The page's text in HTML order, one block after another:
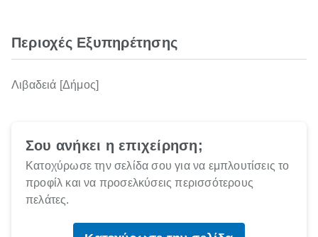
Περιοχές Εξυπηρέτησης
Λιβαδειά [Δήμος]
Σου ανήκει η επιχείρηση;
Κατοχύρωσε την σελίδα σου για να εμπλουτίσεις το
προφίλ και να προσελκύσεις περισσότερους
πελάτες.